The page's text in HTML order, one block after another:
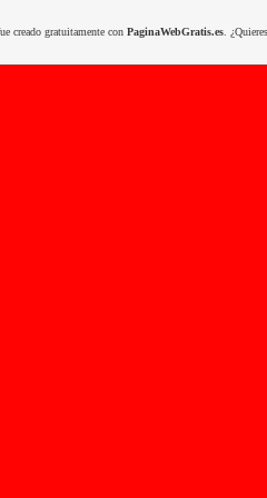
creado gratuitamente con PaginaWebGratis.es.